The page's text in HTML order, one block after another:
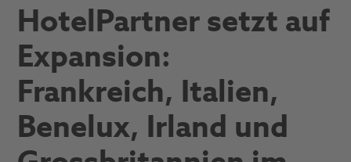
HotelPartner setzt auf
Expansion:
Frankreich, Italien,
Benelux, Irland und